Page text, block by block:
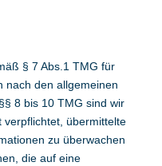
§ 7 Abs.1 TMG für
nach den allgemeinen
8 bis 10 TMG sind wir
verpflichtet, übermittelte
zu überwachen
die auf eine